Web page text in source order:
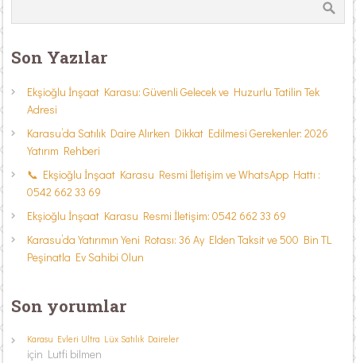
Son Yazılar
Ekşioğlu İnşaat Karasu: Güvenli Gelecek ve Huzurlu Tatilin Tek
Adresi
Karasu’da Satılık Daire Alırken Dikkat Edilmesi Gerekenler: 2026
Yatırım Rehberi
📞 Ekşioğlu İnşaat Karasu Resmi İletişim ve WhatsApp Hattı :
0542 662 33 69
Ekşioğlu İnşaat Karasu Resmi İletişim: 0542 662 33 69
Karasu’da Yatırımın Yeni Rotası: 36 Ay Elden Taksit ve 500 Bin TL
Peşinatla Ev Sahibi Olun
Son yorumlar
Karasu Evleri Ultra Lüx Satılık Daireler
için Lutfi bilmen